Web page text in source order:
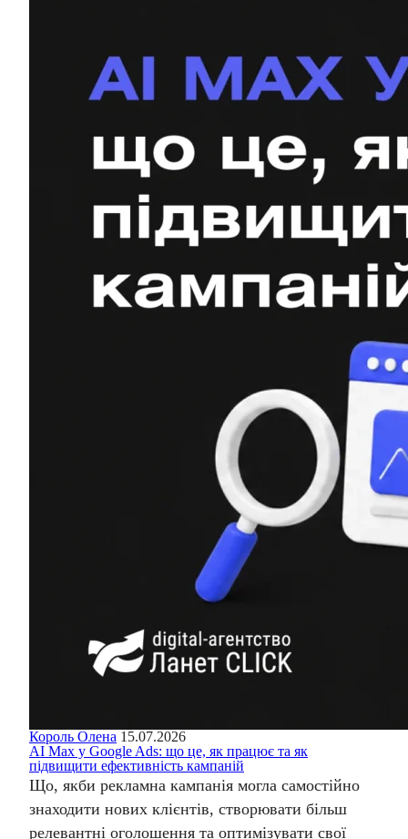
Король Олена 15.07.2026
AI Max у Google Ads: що це, як працює та як
підвищити ефективність кампаній
Що, якби рекламна кампанія могла самостійно
знаходити нових клієнтів, створювати більш
релевантні оголошення та оптимізувати свої